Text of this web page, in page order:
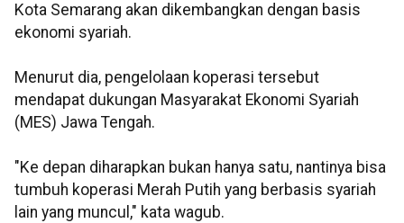
Kota Semarang akan dikembangkan dengan basis
ekonomi syariah.
Menurut dia, pengelolaan koperasi tersebut
mendapat dukungan Masyarakat Ekonomi Syariah
(MES) Jawa Tengah.
"Ke depan diharapkan bukan hanya satu, nantinya bisa
tumbuh koperasi Merah Putih yang berbasis syariah
lain yang muncul," kata wagub.